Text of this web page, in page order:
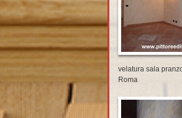
velatura sala
Roma